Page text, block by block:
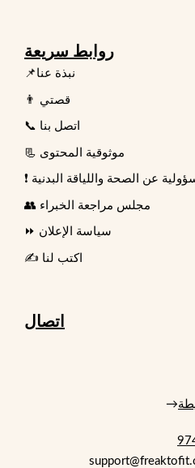
روابط سريعة
📌نبذة عنا
👨 قصتي
📞 اتصل بنا
📃 موثوقية المحتوى
عن الصحة واللياقة البدنية
👥 مجلس مراجعة الخبراء
⏩ سياسة الإعلان
✍️ اكتب لنا
اتصال
→